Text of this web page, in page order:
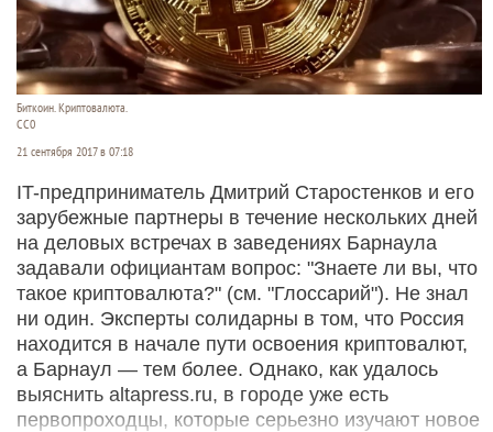
Биткоин. Криптовалюта.
СС0
21 сентября 2017 в 07:18
IT-предприниматель Дмитрий Старостенков и его
зарубежные партнеры в течение нескольких дней
на деловых встречах в заведениях Барнаула
задавали официантам вопрос: "Знаете ли вы, что
такое криптовалюта?" (см. "Глоссарий"). Не знал
ни один. Эксперты солидарны в том, что Россия
находится в начале пути освоения криптовалют,
а Барнаул — тем более. Однако, как удалось
выяснить altapress.ru, в городе уже есть
первопроходцы, которые серьезно изучают новое